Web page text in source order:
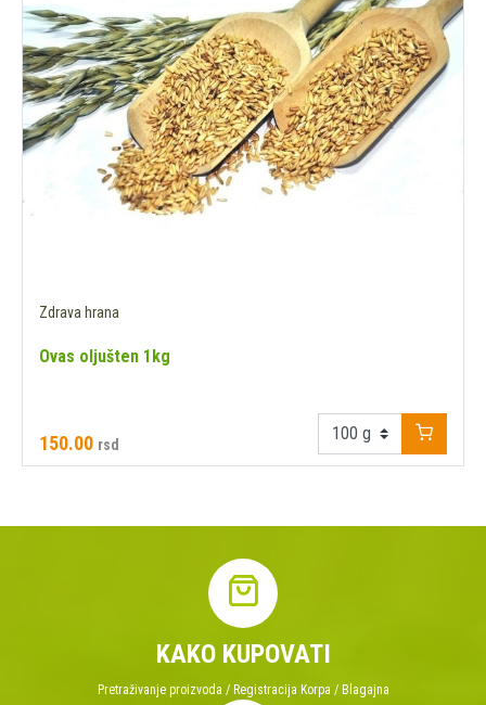
Zdrava hrana
Ovas oljušten 1kg
150.00 rsd
KAKO KUPOVATI
Pretraživanje proizvoda / Registracija Korpa / Blagajna